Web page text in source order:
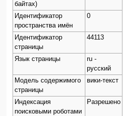
байтах)
Идентификатор
пространства имён
0
Идентификатор
страницы
44113
Язык страницы
ru -
русский
Модель содержимого
страницы
вики-текст
Индексация
поисковыми роботами
Разрешено